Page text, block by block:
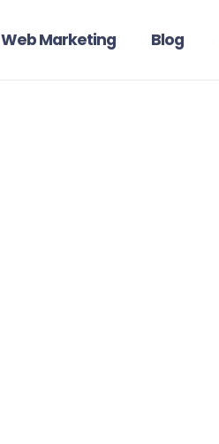
Web Marketing Blog